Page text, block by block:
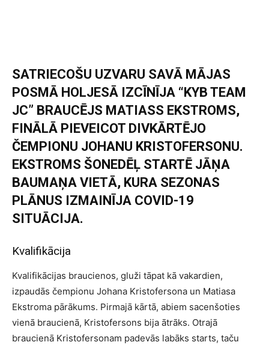
SATRIECOŠU UZVARU SAVĀ MĀJAS
POSMĀ HOLJESĀ IZCĪNĪJA “KYB TEAM
JC” BRAUCĒJS MATIASS EKSTROMS,
FINĀLĀ PIEVEICOT DIVKĀRTĒJO
ČEMPIONU JOHANU KRISTOFERSONU.
EKSTROMS ŠONEDĒĻ STARTĒ JĀŅA
BAUMAŅA VIETĀ, KURA SEZONAS
PLĀNUS IZMAINĪJA COVID-19
SITUĀCIJA.
Kvalifikācija
Kvalifikācijas braucienos, gluži tāpat kā vakardien,
izpaudās čempionu Johana Kristofersona un Matiasa
Ekstroma pārākums. Pirmajā kārtā, abiem sacenšoties
vienā braucienā, Kristofersons bija ātrāks. Otrajā
braucienā Kristofersonam padevās labāks starts, taču